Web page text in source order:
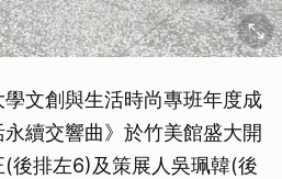
文創與生活時尚專班年度成
續交響曲》於竹美館盛大開
後排左6)及策展人吳珮韓(後